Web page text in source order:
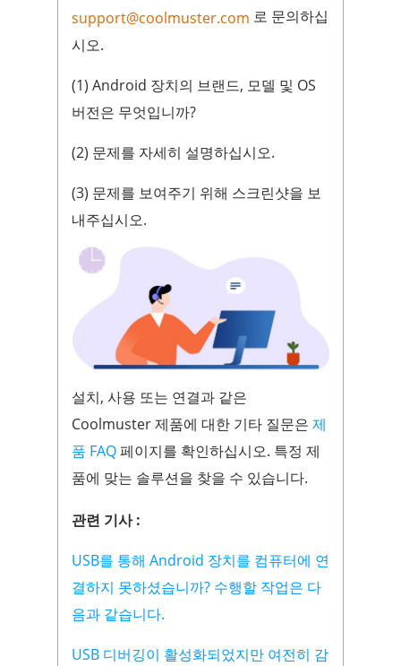
support@coolmuster.com 로 문의하십
시오.
(1) Android 장치의 브랜드, 모델 및 OS
버전은 무엇입니까?
(2) 문제를 자세히 설명하십시오.
(3) 문제를 보여주기 위해 스크린샷을 보
내주십시오.
설치, 사용 또는 연결과 같은
Coolmuster 제품에 대한 기타 질문은 제
품 FAQ페이지를 확인하십시오. 특정 제
품에 맞는 솔루션을 찾을 수 있습니다.
관련 기사 :
USB를 통해 Android 장치를 컴퓨터에 연
결하지 못하셨습니까? 수행할 작업은 다
음과 같습니다.
USB 디버깅이 활성화되었지만 여전히 감